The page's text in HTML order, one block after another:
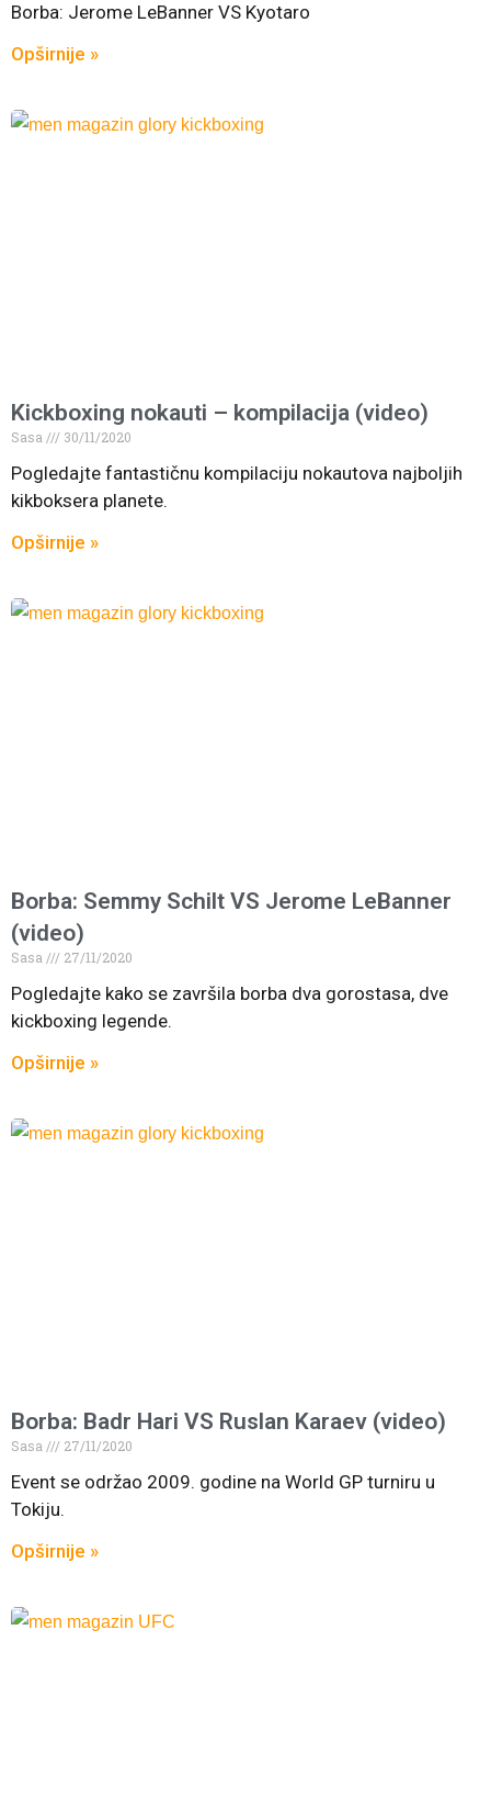
Borba: Jerome LeBanner VS Kyotaro
Opširnije »
Kickboxing nokauti – kompilacija (video)
Sasa 30/11/2020
Pogledajte fantastičnu kompilaciju nokautova najboljih
kikboksera planete.
Opširnije »
Borba: Semmy Schilt VS Jerome LeBanner
(video)
Sasa 27/11/2020
Pogledajte kako se završila borba dva gorostasa, dve
kickboxing legende.
Opširnije »
Borba: Badr Hari VS Ruslan Karaev (video)
Sasa 27/11/2020
Event se održao 2009. godine na World GP turniru u
Tokiju.
Opširnije »